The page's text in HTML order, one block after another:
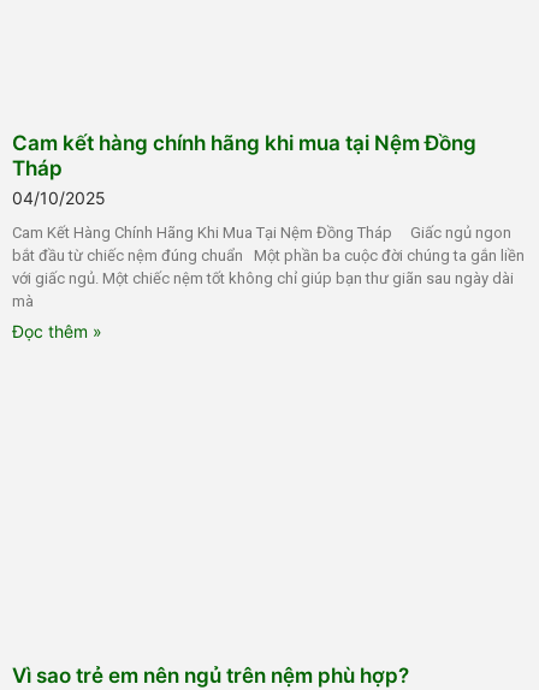
Cam kết hàng chính hãng khi mua tại Nệm Đồng
Tháp
04/10/2025
Cam Kết Hàng Chính Hãng Khi Mua Tại Nệm Đồng Tháp Giấc ngủ ngon
bắt đầu từ chiếc nệm đúng chuẩn Một phần ba cuộc đời chúng ta gắn liền
với giấc ngủ. Một chiếc nệm tốt không chỉ giúp bạn thư giãn sau ngày dài
mà
Đọc thêm »
Vì sao trẻ em nên ngủ trên nệm phù hợp?